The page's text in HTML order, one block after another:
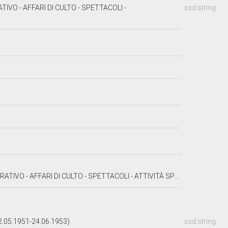
xsd:string
- AFFARI DI CULTO - SPETTACOLI -
DI CULTO - SPETTACOLI - ATTIVITÀ SPORTIVE - STAMPA
xsd:string
24.06.1953)